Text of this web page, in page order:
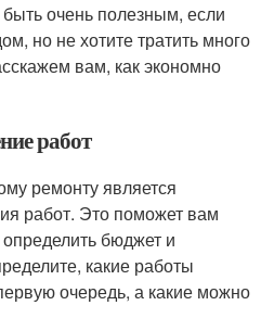
очень полезным, если
но не хотите тратить много
вам, как экономно
работ
ремонту является
работ. Это поможет вам
бюджет и
какие работы
очередь, а какие можно